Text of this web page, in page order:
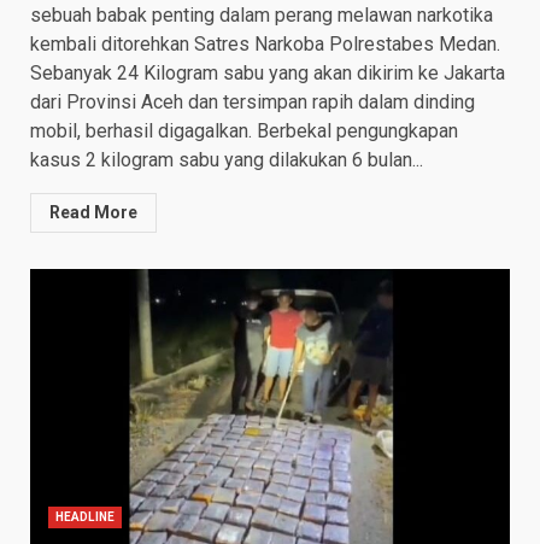
sebuah babak penting dalam perang melawan narkotika
kembali ditorehkan Satres Narkoba Polrestabes Medan.
Sebanyak 24 Kilogram sabu yang akan dikirim ke Jakarta
dari Provinsi Aceh dan tersimpan rapih dalam dinding
mobil, berhasil digagalkan. Berbekal pengungkapan
kasus 2 kilogram sabu yang dilakukan 6 bulan...
Read More
HEADLINE